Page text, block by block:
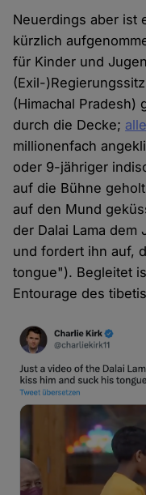
Neuerdings aber ist
kürzlich
für Kinder und
(Exil-
(Himachal Pradesh)
durch die Decke;
millionenfach
oder 9-jähriger
auf die Bühne
auf den Mund
der Dalai Lama
und fordert ihn auf,
tongue"). Begleitet
Entourage des